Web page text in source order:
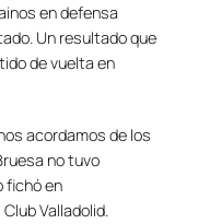
en defensa
Un resultado que
de vuelta en
acordamos de los
no tuvo
fichó en
Valladolid.